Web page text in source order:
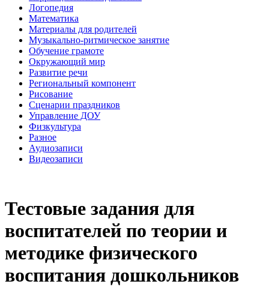
Логопедия
Математика
Материалы для родителей
Музыкально-ритмическое занятие
Обучение грамоте
Окружающий мир
Развитие речи
Региональный компонент
Рисование
Сценарии праздников
Управление ДОУ
Физкультура
Разное
Аудиозаписи
Видеозаписи
Тестовые задания для
воспитателей по теории и
методике физического
воспитания дошкольников